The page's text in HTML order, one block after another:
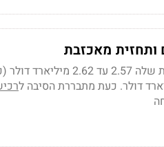
החברה צופה הכנסות שנתיות "בקצה התחתון" של התחזיות שלה 2.57